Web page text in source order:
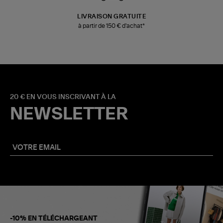
LIVRAISON GRATUITE
à partir de 150 € d'achat*
20 € EN VOUS INSCRIVANT À LA
NEWSLETTER
-10% EN TÉLÉCHARGEANT